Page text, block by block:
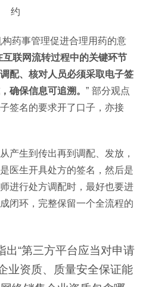
药事管理促进合理用药的意
互联网流转过程中的关键环节
配、核对人员必须采取电子签
确保信息可追溯。” 部分观点
签名的要求开了口子，亦接
产生到传出再到调配、发放，
医生开具处方的签名，然后是
进行处方调配时，最好也要进
闭环，完整保留一个全流程的
出“第三方平台应当对申请
业资质、质量安全保证能